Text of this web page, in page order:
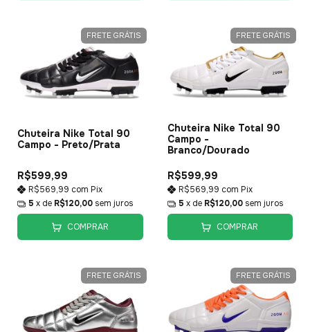
FRETE GRÁTIS
Chuteira Nike Total 90
Campo - Preto/Prata
R$599,99
R$569,99 com Pix
5 x de R$120,00 sem juros
COMPRAR
FRETE GRÁTIS
Chuteira Nike Total 90
Campo -
Branco/Dourado
R$599,99
R$569,99 com Pix
5 x de R$120,00 sem juros
COMPRAR
FRETE GRÁTIS FRETE GRÁTIS